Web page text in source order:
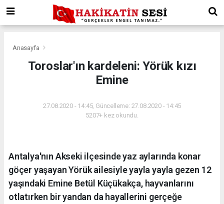
Anasayfa
Toroslar'ın kardeleni: Yörük kızı
Emine
27.08.2020 - 14:45, Güncelleme: 27.08.2020 - 14:45
5207+ kez okundu.
Antalya'nın Akseki ilçesinde yaz aylarında konar
göçer yaşayan Yörük ailesiyle yayla yayla gezen 12
yaşındaki Emine Betül Küçükakça, hayvanlarını
otlatırken bir yandan da hayallerini gerçeğe